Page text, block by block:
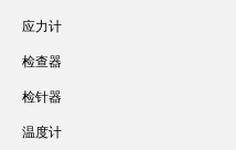
应力计
检查器
检针器
温度计